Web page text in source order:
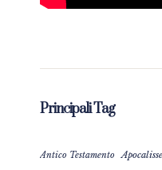
Principali Tag
Antico Testamento Apocalisse